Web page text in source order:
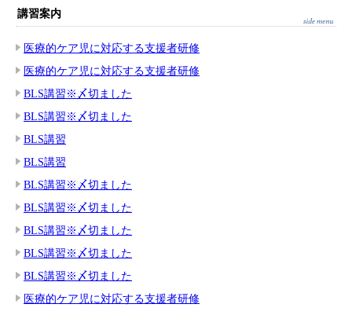
講習案内
医療的ケア児に対応する支援者研修
医療的ケア児に対応する支援者研修
BLS講習※〆切ました
BLS講習※〆切ました
BLS講習
BLS講習
BLS講習※〆切ました
BLS講習※〆切ました
BLS講習※〆切ました
BLS講習※〆切ました
BLS講習※〆切ました
医療的ケア児に対応する支援者研修